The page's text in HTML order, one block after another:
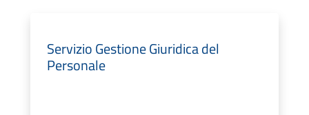
Servizio Gestione Giuridica del
Personale